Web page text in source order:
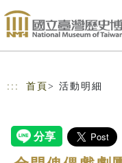
跳到主要內容
網站導覽
::: 首頁 > 活動明細